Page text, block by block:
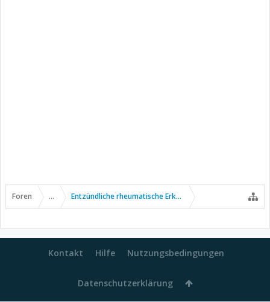
Foren ... Entzündliche rheumatische Erkrankungen
Kontakt Hilfe Nutzungsbedingungen
Datenschutzerklärung